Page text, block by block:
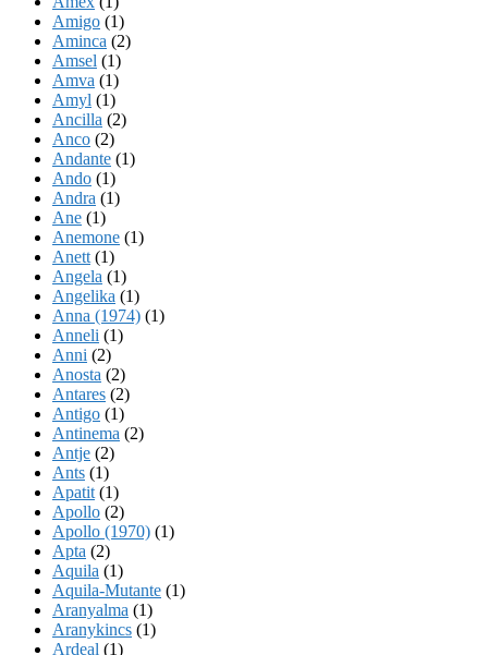
Amigo (1)
Aminca (2)
Amsel (1)
Amva (1)
Amyl (1)
Ancilla (2)
Anco (2)
Andante (1)
Ando (1)
Andra (1)
Ane (1)
Anemone (1)
Anett (1)
Angela (1)
Angelika (1)
Anna (1974) (1)
Anneli (1)
Anni (2)
Anosta (2)
Antares (2)
Antigo (1)
Antinema (2)
Antje (2)
Ants (1)
Apatit (1)
Apollo (2)
Apollo (1970) (1)
Apta (2)
Aquila (1)
Aquila-Mutante (1)
Aranyalma (1)
Aranykincs (1)
Ardeal (1)